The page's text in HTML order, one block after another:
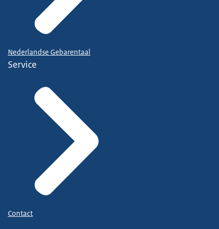
Nederlandse Gebarentaal
Service
Contact